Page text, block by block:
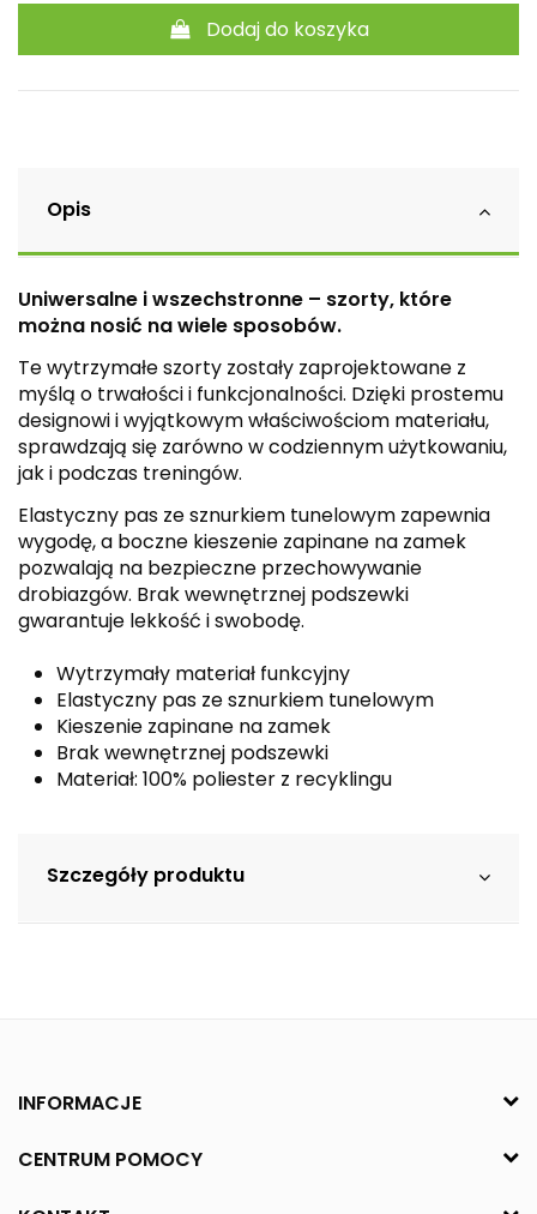
Dodaj do koszyka
Opis
Uniwersalne i wszechstronne – szorty, które
można nosić na wiele sposobów.
Te wytrzymałe szorty zostały zaprojektowane z
myślą o trwałości i funkcjonalności. Dzięki prostemu
designowi i wyjątkowym właściwościom materiału,
sprawdzają się zarówno w codziennym użytkowaniu,
jak i podczas treningów.
Elastyczny pas ze sznurkiem tunelowym zapewnia
wygodę, a boczne kieszenie zapinane na zamek
pozwalają na bezpieczne przechowywanie
drobiazgów. Brak wewnętrznej podszewki
gwarantuje lekkość i swobodę.
Wytrzymały materiał funkcyjny
Elastyczny pas ze sznurkiem tunelowym
Kieszenie zapinane na zamek
Brak wewnętrznej podszewki
Materiał: 100% poliester z recyklingu
Szczegóły produktu
INFORMACJE
CENTRUM POMOCY